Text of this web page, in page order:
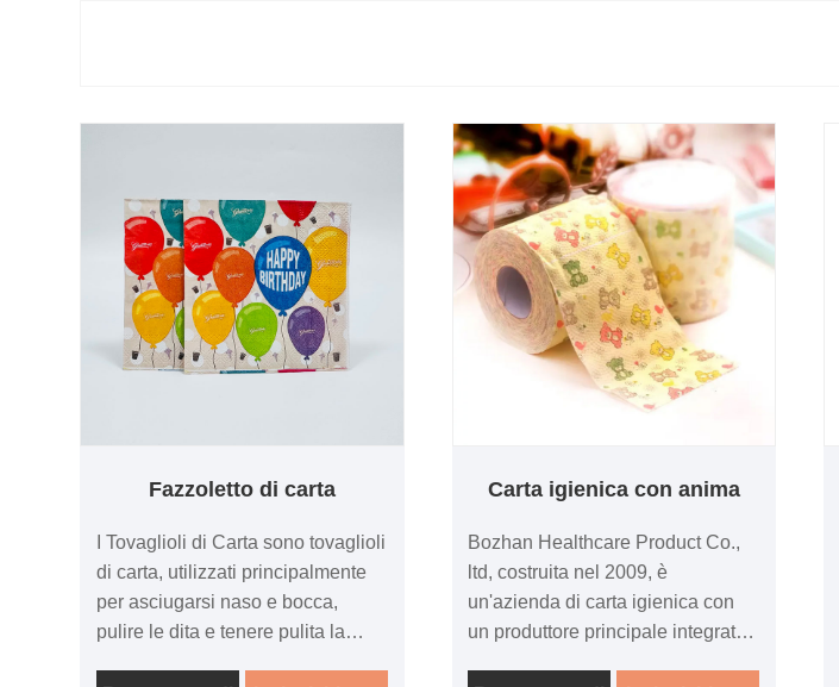
Fazzoletto di carta
I Tovaglioli di Carta sono tovaglioli
di carta, utilizzati principalmente
per asciugarsi naso e bocca,
pulire le dita e tenere pulita la
Carta igienica con anima
Bozhan Healthcare Product Co.,
ltd, costruita nel 2009, è
un'azienda di carta igienica con
un produttore principale integrato